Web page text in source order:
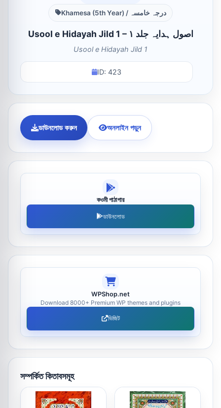
Khamesa (5th Year) / درجہ خامسہ
Usool e Hidayah Jild 1 – اصول ہدایہ جلد ۱
Usool e Hidayah Jild 1
ID: 423
ডাউনলোড করুন অনলাইন পড়ুন
কওমী পাঠাগার
ডাউনলোড
WPShop.net
Download 8000+ Premium WP themes and plugins
ভিজিট
সম্পর্কিত কিতাবসমূহ